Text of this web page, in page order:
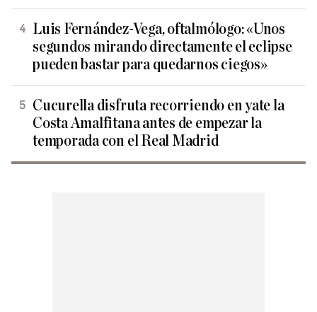
Luis Fernández-Vega, oftalmólogo: «Unos
segundos mirando directamente el eclipse
pueden bastar para quedarnos ciegos»
Cucurella disfruta recorriendo en yate la
Costa Amalfitana antes de empezar la
temporada con el Real Madrid